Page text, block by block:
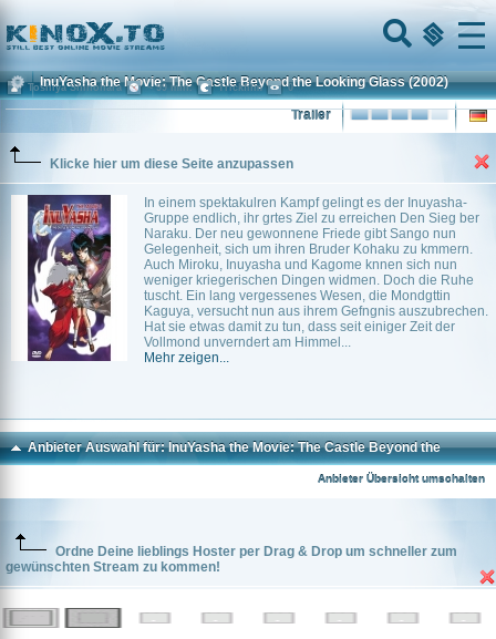
Home
Menu
InuYasha the Movie: The Castle Beyond the Looking Glass (2002)
Trailer
Klicke hier um diese Seite anzupassen
In einem spektakulren Kampf gelingt es der Inuyasha-
Gruppe endlich, ihr grtes Ziel zu erreichen Den Sieg ber
Naraku. Der neu gewonnene Friede gibt Sango nun
Gelegenheit, sich um ihren Bruder Kohaku zu kmmern.
Auch Miroku, Inuyasha und Kagome knnen sich nun
weniger kriegerischen Dingen widmen. Doch die Ruhe
tuscht. Ein lang vergessenes Wesen, die Mondgttin
Kaguya, versucht nun aus ihrem Gefngnis auszubrechen.
Hat sie etwas damit zu tun, dass seit einiger Zeit der
Vollmond unverndert am Himmel...
Mehr zeigen...
Toshiya Shinohara ~ 99 min. Trickfilm 0
Anbieter Auswahl für: InuYasha the Movie: The Castle Beyond the
Anbieter Übersicht umschalten
Ordne Deine lieblings Hoster per Drag & Drop um schneller zum
gewünschten Stream zu kommen!